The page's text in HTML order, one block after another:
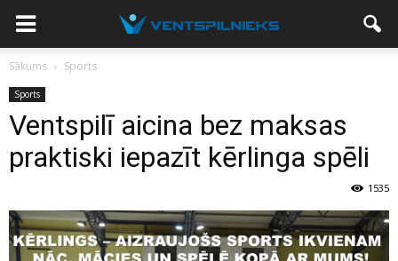
Sākums Sports
Sports
Ventspilī aicina bez maksas
praktiski iepazīt kērlinga spēli
1535